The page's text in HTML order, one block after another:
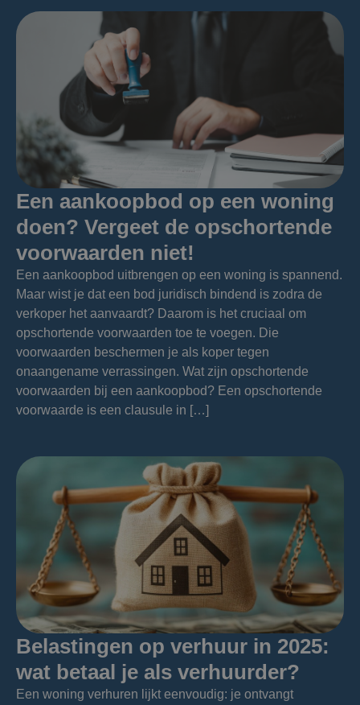
Een aankoopbod op een woning
doen? Vergeet de opschortende
voorwaarden niet!
Een aankoopbod uitbrengen op een woning is spannend.
Maar wist je dat een bod juridisch bindend is zodra de
verkoper het aanvaardt? Daarom is het cruciaal om
opschortende voorwaarden toe te voegen. Die
voorwaarden beschermen je als koper tegen
onaangename verrassingen. Wat zijn opschortende
voorwaarden bij een aankoopbod? Een opschortende
voorwaarde is een clausule in […]
Belastingen op verhuur in 2025:
wat betaal je als verhuurder?
Een woning verhuren lijkt eenvoudig: je ontvangt